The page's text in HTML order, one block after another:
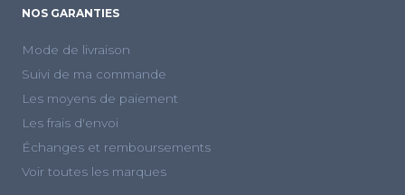
NOS GARANTIES
Mode de livraison
Suivi de ma commande
Les moyens de paiement
Les frais d'envoi
Échanges et remboursements
Voir toutes les marques